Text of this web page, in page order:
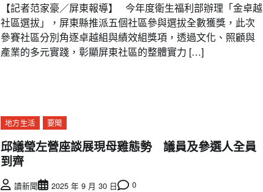
【記者范家豪／屏東報導】 今年度衛生福利部辦理「金卓越
社區選拔」，屏東縣推派五個社區參與選拔全數獲獎，此次
參賽社區分別角逐卓越組與績效組獎項，透過文化、照顧與
產業的多元實踐，彰顯屏東社區的整體實力 […]
地方生活 要聞
邱議瑩左營座談展現母雞態勢 議員及參選人全員
到齊
讀新聞 2025 年 9 月 30 日 0